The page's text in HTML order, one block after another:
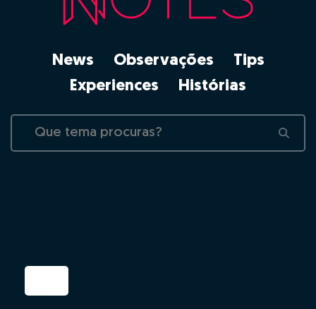
News Observações
Tips
Experiences
Histórias